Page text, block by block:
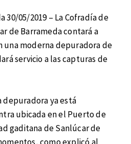
30/05/2019 – La Cofradía de
de Barrameda contará a
una moderna depuradora de
servicio a las capturas de
ya está
ubicada en el Puerto de
gaditana de Sanlúcar de